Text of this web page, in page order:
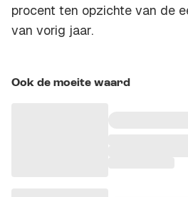
procent ten opzichte van de
van vorig jaar.
Ook de moeite waard